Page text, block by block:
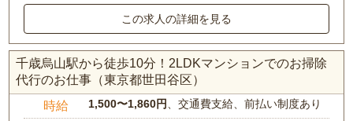
この求人の詳細を見る
千歳烏山駅から徒歩10分！2LDKマンションでのお掃除
代行のお仕事（東京都世田谷区）
時給 1,500〜1,860円、交通費支給、前払い制度あり